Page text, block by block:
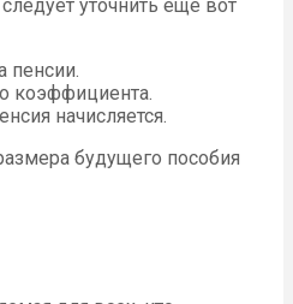
следует уточнить еще вот
пенсии.
коэффициента.
начисляется.
будущего пособия